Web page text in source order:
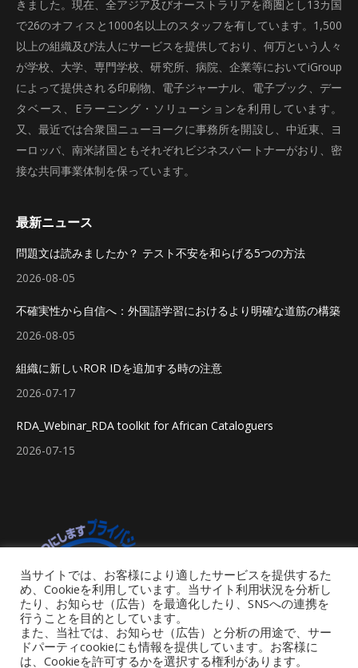
きました。現在、全アジア及びオーストラリアを商圏とし13カ国
で26のオフィスと1000名以上のスタッフを有しています。1,500
以上の組織及び法人にサービスを提供しており、何万という人々
が学校、大学、専門学校、研究所、病院、企業等においてiGroup
によって提供される印刷物、電子ジャーナル、電子ブック、デー
タベース、Eラーニング・ソリューションを利用しています。
又、最近では合衆国ニューヨークに事務所を開設し、中近東、ヨ
ーロッパ、南米諸国ともそれぞれビジネスパートナーがおり、密
接な共同事業体制を保っています。
最新ニュース
問題文は読みましたか？ テスト不安を和らげる5つの方法
2026-08-05
不確実性から自信へ：外国語学習におけるより明確な道筋の構築
2026-08-05
組織に新しいROR IDを追加する時の注意
2026-07-17
RDA_Webinar_RDA toolkit for African Cataloguers
2026-07-15
当サイトでは、お客様により適したサービスを提供するた
め、Cookieを利用しています。当サイト利用状況を分析し
たり、お知らせ（広告）を最適化したり、SNSへの連携を
行うことを目的としています。
また、当社では、お知らせ（広告）と分析の用途で、サー
ドパーティcookieにも情報を提供しています。お客様に
は、Cookieを許可するかを選択する権利があります。